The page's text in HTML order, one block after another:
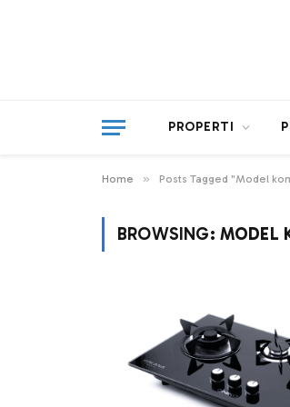
PROPERTI
Home » Posts Tagged "Model
BROWSING: MODEL